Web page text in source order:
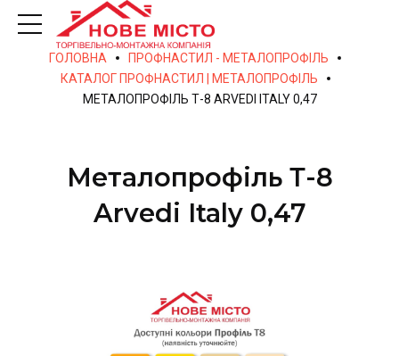
ГОЛОВНА
ПРОФНАСТИЛ - МЕТАЛОПРОФІЛЬ
КАТАЛОГ ПРОФНАСТИЛ | МЕТАЛОПРОФІЛЬ
МЕТАЛОПРОФІЛЬ Т-8 ARVEDI ITALY 0,47
Металопрофіль Т-8
Arvedi Italy 0,47